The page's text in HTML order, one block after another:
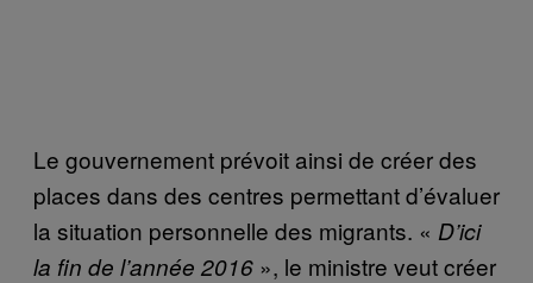
Le gouvernement prévoit ainsi de créer des
places dans des centres permettant d’évaluer
la situation personnelle des migrants. « D’ici
la fin de l’année 2016 », le ministre veut créer